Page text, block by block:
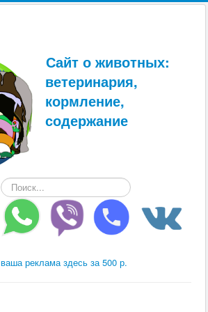
Сайт о животных:
ветеринария,
кормление,
содержание
Искать...
ваша реклама здесь за 500 р.